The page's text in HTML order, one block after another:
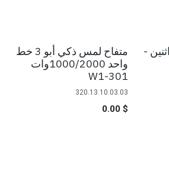
-
متفاح لمس ذكي أبو 3 خط
واحد 1000/2000وات
W1-301
320.13.10.03.03
$
0.00